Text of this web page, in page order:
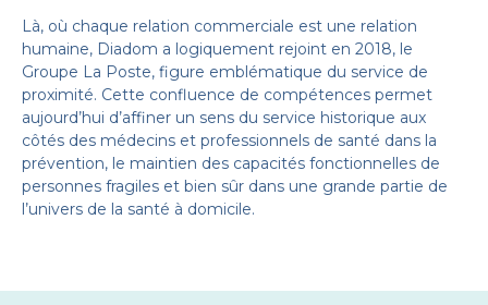
Là, où chaque relation commerciale est une relation
humaine, Diadom a logiquement rejoint en 2018, le
Groupe La Poste, figure emblématique du service de
proximité. Cette confluence de compétences permet
aujourd’hui d’affiner un sens du service historique aux
côtés des médecins et professionnels de santé dans la
prévention, le maintien des capacités fonctionnelles de
personnes fragiles et bien sûr dans une grande partie de
l’univers de la santé à domicile.